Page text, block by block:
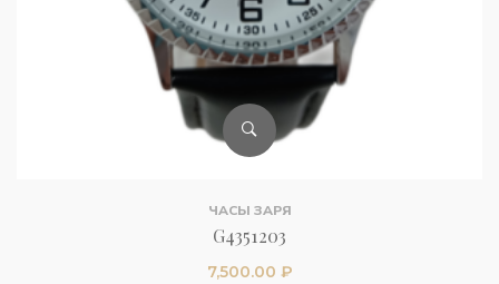
ЧАСЫ ЗАРЯ
G4351203
7,500.00 ₽